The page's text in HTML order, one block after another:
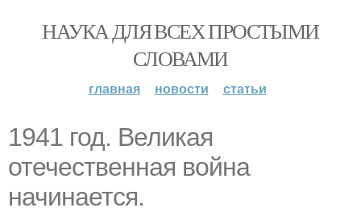
НАУКА ДЛЯ ВСЕХ ПРОСТЫМИ
СЛОВАМИ
главная новости статьи
1941 год. Великая
отечественная война
начинается.